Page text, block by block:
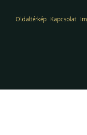
Oldaltérkép Kapcsolat